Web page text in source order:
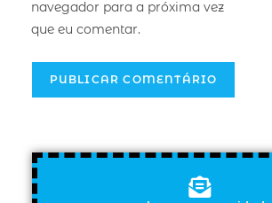
navegador para a próxima vez
que eu comentar.